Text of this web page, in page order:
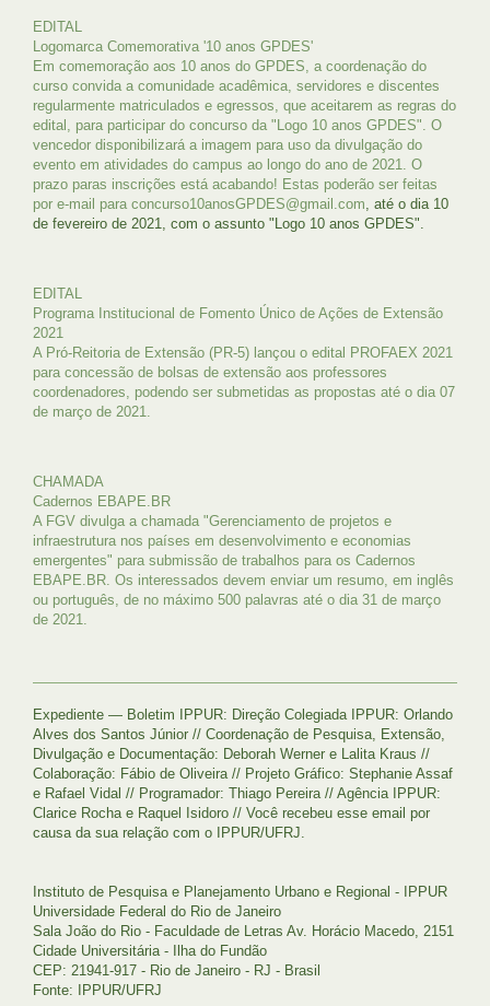
EDITAL
Logomarca Comemorativa '10 anos GPDES'
Em comemoração aos 10 anos do GPDES, a coordenação do
curso convida a comunidade acadêmica, servidores e discentes
regularmente matriculados e egressos, que aceitarem as regras do
edital, para participar do concurso da "Logo 10 anos GPDES". O
vencedor disponibilizará a imagem para uso da divulgação do
evento em atividades do campus ao longo do ano de 2021. O
prazo paras inscrições está acabando! Estas poderão ser feitas
por e-mail para concurso10anosGPDES@gmail.com, até o dia 10
de fevereiro de 2021, com o assunto "Logo 10 anos GPDES".
EDITAL
Programa Institucional de Fomento Único de Ações de Extensão
2021
A Pró-Reitoria de Extensão (PR-5) lançou o edital PROFAEX 2021
para concessão de bolsas de extensão aos professores
coordenadores, podendo ser submetidas as propostas até o dia 07
de março de 2021.
CHAMADA
Cadernos EBAPE.BR
A FGV divulga a chamada "Gerenciamento de projetos e
infraestrutura nos países em desenvolvimento e economias
emergentes" para submissão de trabalhos para os Cadernos
EBAPE.BR. Os interessados devem enviar um resumo, em inglês
ou português, de no máximo 500 palavras até o dia 31 de março
de 2021.
Expediente — Boletim IPPUR: Direção Colegiada IPPUR: Orlando
Alves dos Santos Júnior // Coordenação de Pesquisa, Extensão,
Divulgação e Documentação: Deborah Werner e Lalita Kraus //
Colaboração: Fábio de Oliveira // Projeto Gráfico: Stephanie Assaf
e Rafael Vidal // Programador: Thiago Pereira // Agência IPPUR:
Clarice Rocha e Raquel Isidoro // Você recebeu esse email por
causa da sua relação com o IPPUR/UFRJ.
Instituto de Pesquisa e Planejamento Urbano e Regional - IPPUR
Universidade Federal do Rio de Janeiro
Sala João do Rio - Faculdade de Letras Av. Horácio Macedo, 2151
Cidade Universitária - Ilha do Fundão
CEP: 21941-917 - Rio de Janeiro - RJ - Brasil
Fonte: IPPUR/UFRJ